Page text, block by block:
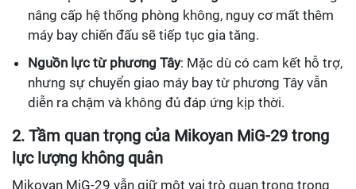
nâng cấp hệ thống phòng không, nguy cơ mất thêm
máy bay chiến đấu sẽ tiếp tục gia tăng.
Nguồn lực từ phương Tây: Mặc dù có cam kết hỗ trợ,
nhưng sự chuyển giao máy bay từ phương Tây vẫn
diễn ra chậm và không đủ đáp ứng kịp thời.
2. Tầm quan trọng của Mikoyan MiG-29 trong
lực lượng không quân
Mikoyan MiG-29 vẫn giữ một vai trò quan trọng trong